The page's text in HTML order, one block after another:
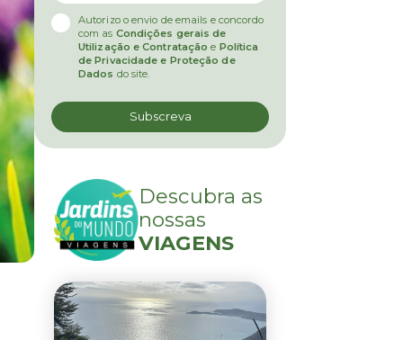
Autorizo o envio de emails e concordo
com as Condições gerais de
Utilização e Contratação e Política
de Privacidade e Proteção de
Dados do site.
Descubra as
nossas
VIAGENS